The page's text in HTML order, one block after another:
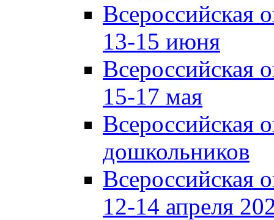
Всероссийская
13-15 июня
Всероссийская
15-17 мая
Всероссийская
дошкольников
Всероссийская
12-14 апреля